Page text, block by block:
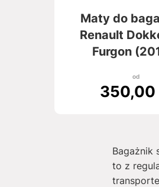
Maty do
Renault
Furgon
od
350,00
Bagażnik
to z